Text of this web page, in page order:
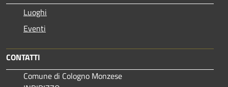
Luoghi
Eventi
CONTATTI
Comune di Cologno Monzese